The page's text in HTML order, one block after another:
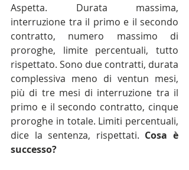
Aspetta. Durata massima,
interruzione tra il primo e il secondo
contratto, numero massimo di
proroghe, limite percentuali, tutto
rispettato. Sono due contratti, durata
complessiva meno di ventun mesi,
più di tre mesi di interruzione tra il
primo e il secondo contratto, cinque
proroghe in totale. Limiti percentuali,
dice la sentenza, rispettati. Cosa è
successo?